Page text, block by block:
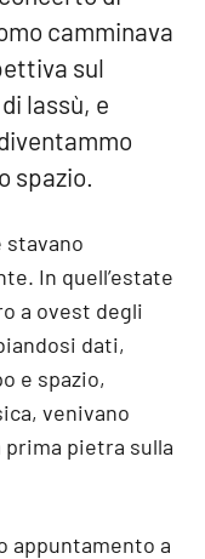
camminava
sul
lassù, e
spazio.
stavano
In quell’estate
a ovest degli
dati,
e spazio,
venivano
pietra sulla
appuntamento a